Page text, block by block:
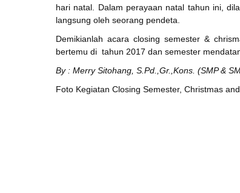
hari natal. Dalam perayaan natal tahun ini,
langsung oleh seorang pendeta.
Demikianlah acara closing semester &
bertemu di tahun 2017 dan semester
By : Merry Sitohang, S.Pd.,Gr.,Kons. (SMP &
Foto Kegiatan Closing Semester, Christmas